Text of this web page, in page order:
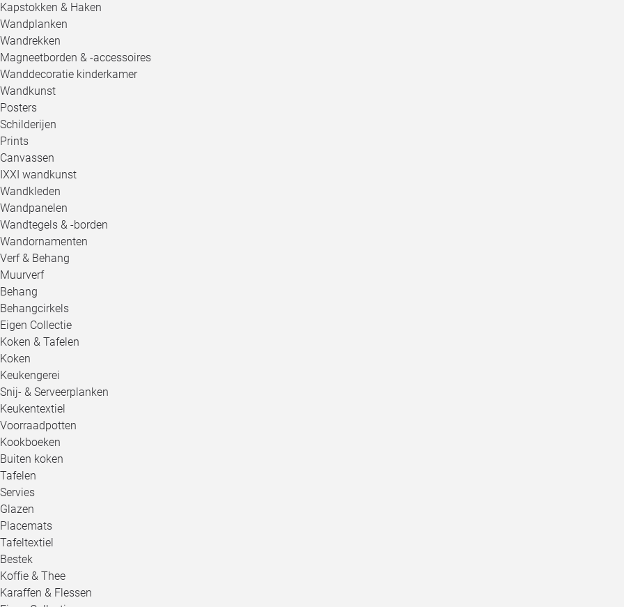
Kapstokken & Haken
Wandplanken
Wandrekken
Magneetborden & -accessoires
Wanddecoratie kinderkamer
Wandkunst
Posters
Schilderijen
Prints
Canvassen
IXXI wandkunst
Wandkleden
Wandpanelen
Wandtegels & -borden
Wandornamenten
Verf & Behang
Muurverf
Behang
Behangcirkels
Eigen Collectie
Koken & Tafelen
Koken
Keukengerei
Snij- & Serveerplanken
Keukentextiel
Voorraadpotten
Kookboeken
Buiten koken
Tafelen
Servies
Glazen
Placemats
Tafeltextiel
Bestek
Koffie & Thee
Karaffen & Flessen